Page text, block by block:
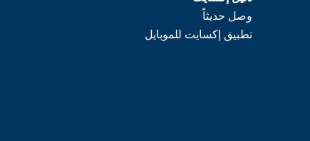
وصل حديثاً
تطبيق إكسايت للموبايل